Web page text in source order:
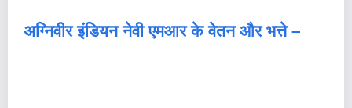
अग्निवीर इंडियन नेवी एमआर के वेतन और भत्ते –